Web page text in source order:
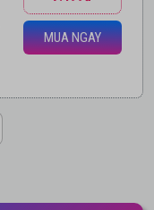
MUA NGAY